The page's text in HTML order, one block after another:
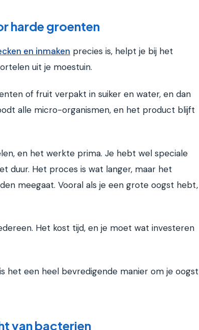
harde groenten
en inmaken precies is, helpt je bij het
uit je moestuin.
of fruit verpakt in suiker en water, en dan
alle micro-organismen, en het product blijft
en het werkte prima. Je hebt wel speciale
duur. Het proces is wat langer, maar het
meegaat. Vooral als je een grote oogst hebt,
Het kost tijd, en je moet wat investeren
het een heel bevredigende manier om je oogst
van bacterien